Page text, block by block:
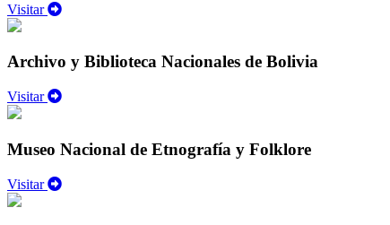
Visitar
Archivo y Biblioteca Nacionales de Bolivia
Visitar
Museo Nacional de Etnografía y Folklore
Visitar